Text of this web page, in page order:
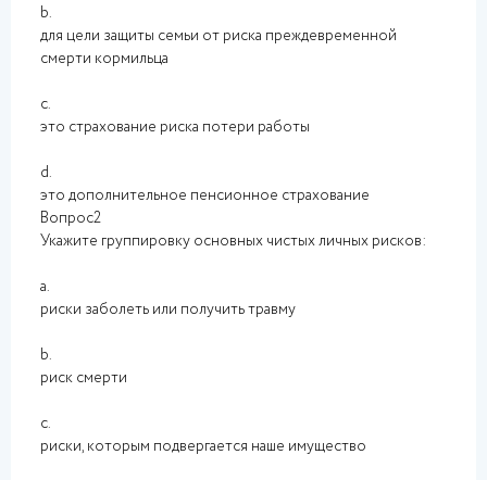
b.
для цели защиты семьи от риска преждевременной
смерти кормильца
c.
это страхование риска потери работы
d.
это дополнительное пенсионное страхование
Вопрос2
Укажите группировку основных чистых личных рисков:
a.
риски заболеть или получить травму
b.
риск смерти
c.
риски, которым подвергается наше имущество